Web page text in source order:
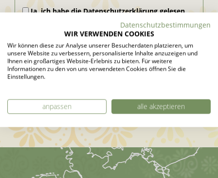
Ja, ich habe dieDatenschutzerklärunggelesen
Die mit * gekennzeichneten Felder sind Pflichtfelder.
Datenschutzbestimmungen
WIR VERWENDEN COOKIES
Wir können diese zur Analyse unserer Besucherdaten platzieren, um
unsere Website zu verbessern, personalisierte Inhalte anzuzeigen und
Ihnen ein großartiges Website-Erlebnis zu bieten. Für weitere
Informationen zu den von uns verwendeten Cookies öffnen Sie die
Einstellungen.
anpassen alle akzeptieren